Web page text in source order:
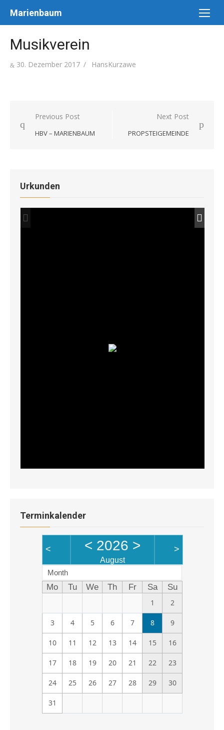
Marienbaum
Musikverein
Posted
30. Dezember 2017 Author
HansKurzawe
Beitragsnavigation
Previous Post
HBV – MARIENBAUM
Next Post
PROPSTEIGEMEINDE
Urkunden
Terminkalender
< < 2026 >
August
>
Month
Mo Tu We Th Fr Sa
Su
1
2
3 4 5 6 7 8 9
10 11 12 13 14 15 16
17 18 19 20 21 22 23
24 25 26 27 28 29 30
31